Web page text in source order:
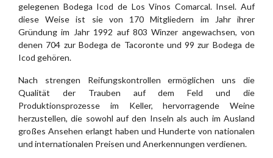
gelegenen Bodega Icod de Los Vinos Comarcal. Insel. Auf
diese Weise ist sie von 170 Mitgliedern im Jahr ihrer
Gründung im Jahr 1992 auf 803 Winzer angewachsen, von
denen 704 zur Bodega de Tacoronte und 99 zur Bodega de
Icod gehören.
Nach strengen Reifungskontrollen ermöglichen uns die
Qualität der Trauben auf dem Feld und die
Produktionsprozesse im Keller, hervorragende Weine
herzustellen, die sowohl auf den Inseln als auch im Ausland
großes Ansehen erlangt haben und Hunderte von nationalen
und internationalen Preisen und Anerkennungen verdienen.